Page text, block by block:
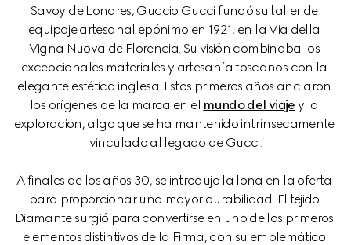
Savoy de Londres, Guccio Gucci fundó su taller de
equipaje artesanal epónimo en 1921, en la Via della
Vigna Nuova de Florencia. Su visión combinaba los
excepcionales materiales y artesanía toscanos con la
elegante estética inglesa. Estos primeros años anclaron
los orígenes de la marca en el mundo del viaje y la
exploración, algo que se ha mantenido intrínsecamente
vinculado al legado de Gucci.
A finales de los años 30, se introdujo la lona en la oferta
para proporcionar una mayor durabilidad. El tejido
Diamante surgió para convertirse en uno de los primeros
elementos distintivos de la Firma, con su emblemático